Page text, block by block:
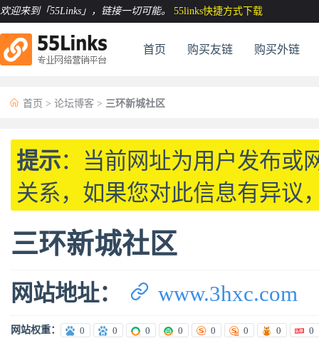
欢迎来到「55Links」 ，链接一切可能。 55links快捷方式下载
首页 购买友链 购买外链
 首页 > 论坛博客 > 三环新城社区
提示：当前网址为用户发布或
关系，如果您对此信息有异议
三环新城社区
网站地址：  www.3hxc.com
网站权重： 0 0 0 0 0 0 0
0